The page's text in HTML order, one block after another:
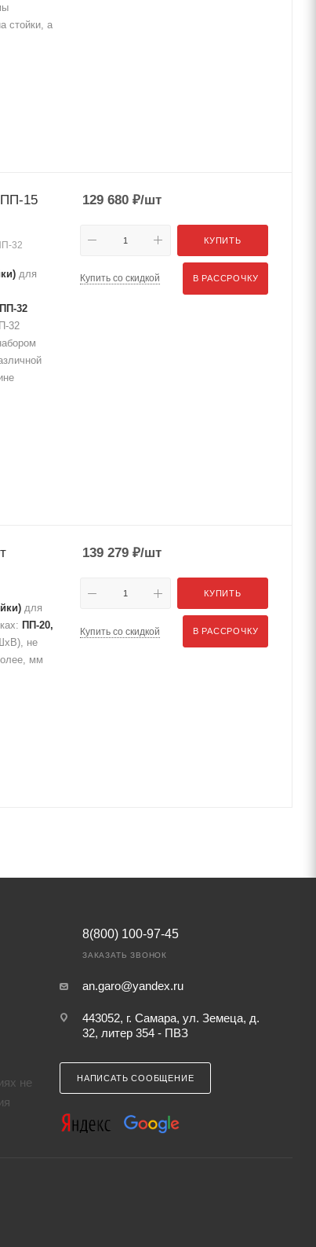
стойки, а
15
32
для
32
32
129 680 ₽/шт
КУПИТЬ
Купить со скидкой В РАССРОЧКУ
для
ПП-20,
не
мм
139 279 ₽/шт
КУПИТЬ
Купить со скидкой В РАССРОЧКУ
не
8(800) 100-97-45
ЗАКАЗАТЬ ЗВОНОК
an.garo@yandex.ru
443052, г. Самара, ул. Земеца, д.
32, литер 354 - ПВЗ
НАПИСАТЬ СООБЩЕНИЕ